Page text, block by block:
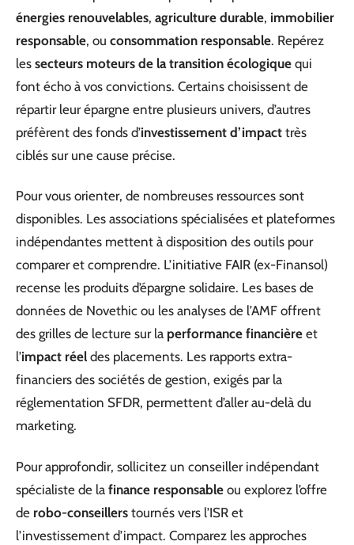
énergies renouvelables, agriculture durable, immobilier
responsable, ou consommation responsable. Repérez
les secteurs moteurs de la transition écologique qui
font écho à vos convictions. Certains choisissent de
répartir leur épargne entre plusieurs univers, d’autres
préfèrent des fonds d’investissement d’impact très
ciblés sur une cause précise.
Pour vous orienter, de nombreuses ressources sont
disponibles. Les associations spécialisées et plateformes
indépendantes mettent à disposition des outils pour
comparer et comprendre. L’initiative FAIR (ex-Finansol)
recense les produits d’épargne solidaire. Les bases de
données de Novethic ou les analyses de l’AMF offrent
des grilles de lecture sur la performance financière et
l’impact réel des placements. Les rapports extra-
financiers des sociétés de gestion, exigés par la
réglementation SFDR, permettent d’aller au-delà du
marketing.
Pour approfondir, sollicitez un conseiller indépendant
spécialiste de la finance responsable ou explorez l’offre
de robo-conseillers tournés vers l’ISR et
l’investissement d’impact. Comparez les approches